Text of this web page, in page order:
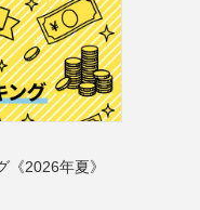
2026年夏》